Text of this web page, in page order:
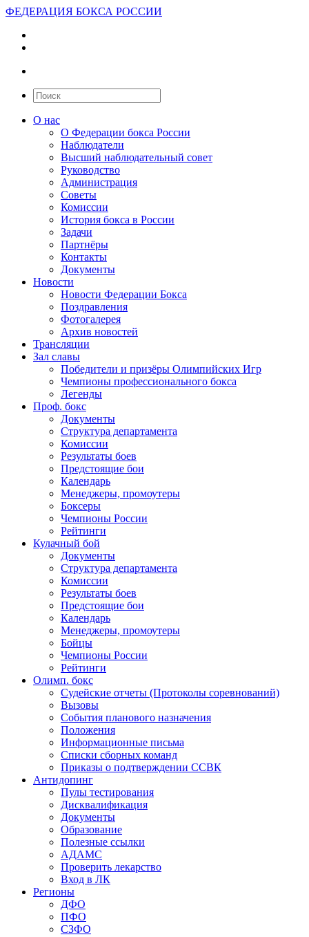
ФЕДЕРАЦИЯ БОКСА РОССИИ
О нас
О Федерации бокса России
Наблюдатели
Высший наблюдательный совет
Руководство
Администрация
Советы
Комиссии
История бокса в России
Задачи
Партнёры
Контакты
Документы
Новости
Новости Федерации Бокса
Поздравления
Фотогалерея
Архив новостей
Трансляции
Зал славы
Победители и призёры Олимпийских Игр
Чемпионы профессионального бокса
Легенды
Проф. бокс
Документы
Структура департамента
Комиссии
Результаты боев
Предстоящие бои
Календарь
Менеджеры, промоутеры
Боксеры
Чемпионы России
Рейтинги
Кулачный бой
Документы
Структура департамента
Комиссии
Результаты боев
Предстоящие бои
Календарь
Менеджеры, промоутеры
Бойцы
Чемпионы России
Рейтинги
Олимп. бокс
Судейские отчеты (Протоколы соревнований)
Вызовы
События планового назначения
Положения
Информационные письма
Списки сборных команд
Приказы о подтверждении ССВК
Антидопинг
Пулы тестирования
Дисквалификация
Документы
Образование
Полезные ссылки
АДАМС
Проверить лекарство
Вход в ЛК
Регионы
ДФО
ПФО
СЗФО